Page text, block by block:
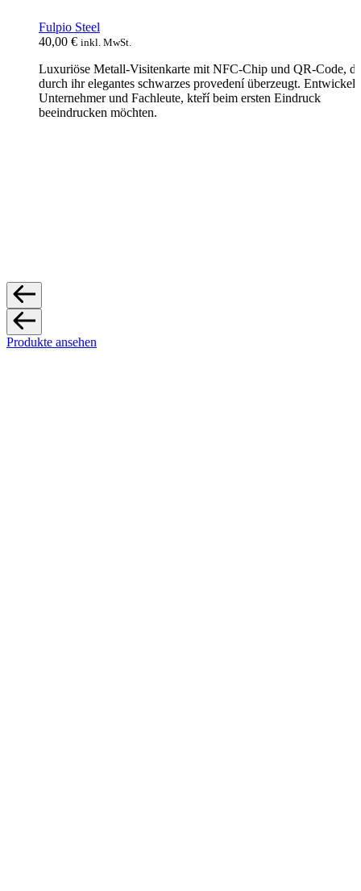
Fulpio Steel
40,00 € inkl. MwSt.
Luxuriöse Metall-Visitenkarte mit NFC-Chip und QR-Code,
durch ihr elegantes schwarzes provedení überzeugt.
Unternehmer und Fachleute, kteří beim ersten Eindruck
beeindrucken möchten.
Produkte ansehen